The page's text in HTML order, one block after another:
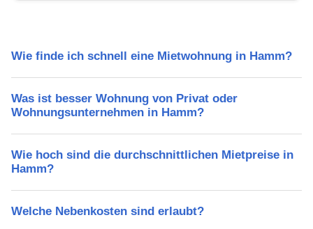
Wie finde ich schnell eine Mietwohnung in Hamm?
Was ist besser Wohnung von Privat oder
Wohnungsunternehmen in Hamm?
Wie hoch sind die durchschnittlichen Mietpreise in
Hamm?
Welche Nebenkosten sind erlaubt?